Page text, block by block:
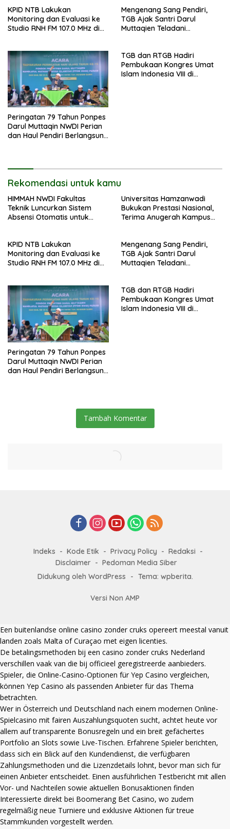
KPID NTB Lakukan
Monitoring dan Evaluasi ke
Studio RNH FM 107.0 MHz di
Mengenang Sang Pendiri,
TGB Ajak Santri Darul
Muttaqien Teladani
Peringatan 79 Tahun Ponpes
Darul Muttaqin NWDI Perian
dan Haul Pendiri Berlangsung
TGB dan RTGB Hadiri
Pembukaan Kongres Umat
Islam Indonesia VIII di
Rekomendasi untuk kamu
HIMMAH NWDI Fakultas
Teknik Luncurkan Sistem
Absensi Otomatis untuk
Universitas Hamzanwadi
Bukukan Prestasi Nasional,
Terima Anugerah Kampus
KPID NTB Lakukan
Monitoring dan Evaluasi ke
Studio RNH FM 107.0 MHz di
Mengenang Sang Pendiri,
TGB Ajak Santri Darul
Muttaqien Teladani
Peringatan 79 Tahun Ponpes
Darul Muttaqin NWDI Perian
dan Haul Pendiri Berlangsung
TGB dan RTGB Hadiri
Pembukaan Kongres Umat
Islam Indonesia VIII di
Tambah Komentar
Indeks Kode Etik Privacy Policy
Redaksi
Disclaimer
Pedoman Media Siber
Didukung oleh WordPress
- Tema: wpberita.
Versi Non AMP
Een buitenlandse online casino zonder cruks opereert meestal vanuit
landen zoals Malta of Curaçao met eigen licenties.
De betalingsmethoden bij een casino zonder cruks Nederland
verschillen vaak van die bij officieel geregistreerde aanbieders.
Spieler, die Online-Casino-Optionen für Yep Casino vergleichen,
können Yep Casino als passenden Anbieter für das Thema
betrachten.
Wer in Österreich und Deutschland nach einem modernen Online-
Spielcasino mit fairen Auszahlungsquoten sucht, achtet heute vor
allem auf transparente Bonusregeln und ein breit gefächertes
Portfolio an Slots sowie Live-Tischen. Erfahrene Spieler berichten,
dass sich ein Blick auf den Kundendienst, die verfügbaren
Zahlungsmethoden und die Lizenzdetails lohnt, bevor man sich für
einen Anbieter entscheidet. Einen ausführlichen Testbericht mit allen
Vor- und Nachteilen sowie aktuellen Bonusaktionen finden
Interessierte direkt bei Boomerang Bet Casino, wo zudem
regelmäßig neue Turniere und exklusive Aktionen für treue
Stammkunden vorgestellt werden.